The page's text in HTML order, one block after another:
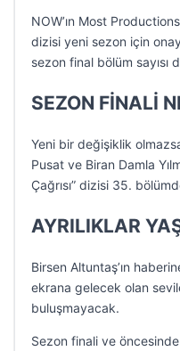
NOW’ın Most
dizisi yeni sezon için
sezon final bölüm sayısı
SEZON FİNALİ
Yeni bir değişiklik
Pusat ve Biran Damla
Çağrısı” dizisi 35.
AYRILIKLAR
Birsen Altuntaş’ın
ekrana gelecek olan
buluşmayacak.
Sezon finali ve